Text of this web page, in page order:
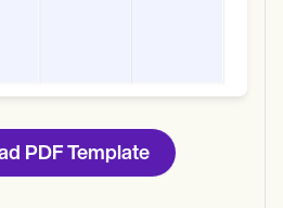
PDF Template